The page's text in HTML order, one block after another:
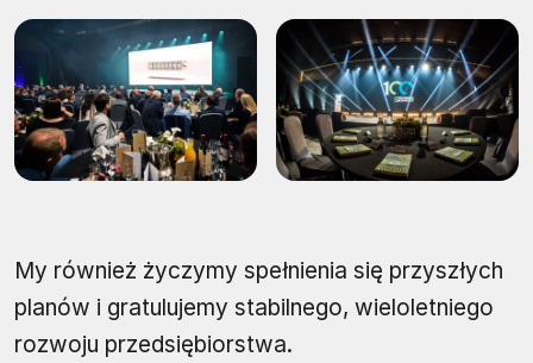
My również życzymy spełnienia się przyszłych
planów i gratulujemy stabilnego, wieloletniego
rozwoju przedsiębiorstwa.